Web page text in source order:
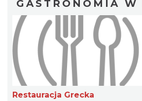
GASTRONOMIA
Restauracja Grecka